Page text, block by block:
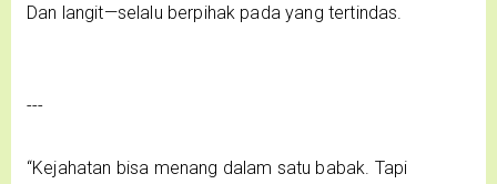
Dan langit—selalu berpihak pada yang tertindas.
---
“Kejahatan bisa menang dalam satu babak. Tapi